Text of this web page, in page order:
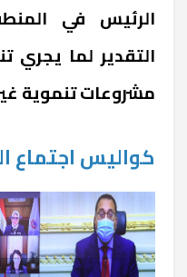
الرئيس في
التقدير لما يجري
مشروعات تنموية
كواليس اجتماع